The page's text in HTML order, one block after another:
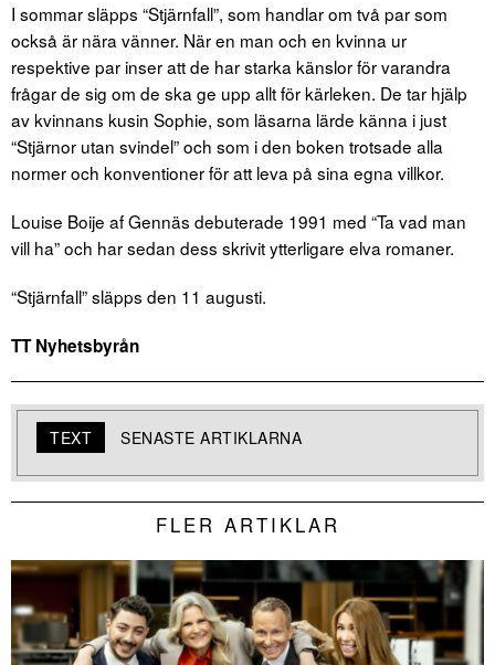
I sommar släpps “Stjärnfall”, som handlar om två par som
också är nära vänner. När en man och en kvinna ur
respektive par inser att de har starka känslor för varandra
frågar de sig om de ska ge upp allt för kärleken. De tar hjälp
av kvinnans kusin Sophie, som läsarna lärde känna i just
“Stjärnor utan svindel” och som i den boken trotsade alla
normer och konventioner för att leva på sina egna villkor.
Louise Boije af Gennäs debuterade 1991 med “Ta vad man
vill ha” och har sedan dess skrivit ytterligare elva romaner.
“Stjärnfall” släpps den 11 augusti.
TT Nyhetsbyrån
TEXT SENASTE ARTIKLARNA
FLER ARTIKLAR